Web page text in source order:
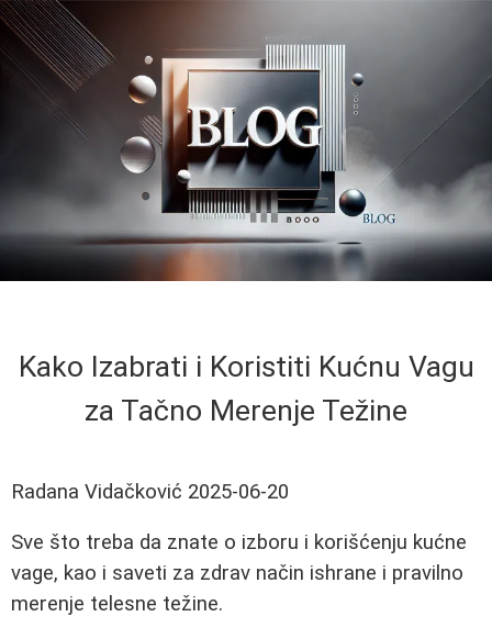
Kako Izabrati i Koristiti Kućnu Vagu
za Tačno Merenje Težine
Radana Vidačković 2025-06-20
Sve što treba da znate o izboru i korišćenju kućne
vage, kao i saveti za zdrav način ishrane i pravilno
merenje telesne težine.